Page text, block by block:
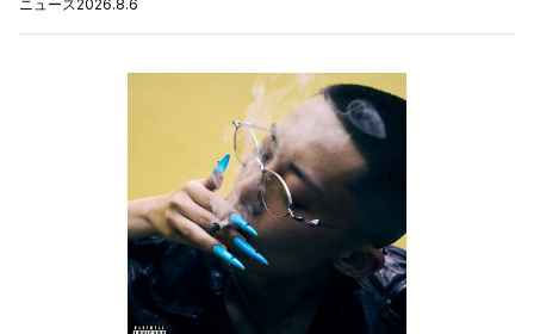
ニュース2026.8.6